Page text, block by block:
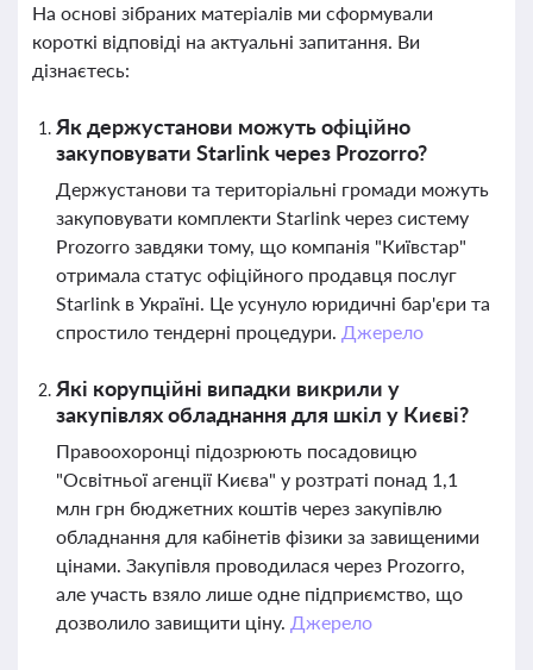
На основі зібраних матеріалів ми сформували
короткі відповіді на актуальні запитання. Ви
дізнаєтесь:
Як держустанови можуть офіційно
закуповувати Starlink через Prozorro?
Держустанови та територіальні громади можуть
закуповувати комплекти Starlink через систему
Prozorro завдяки тому, що компанія "Київстар"
отримала статус офіційного продавця послуг
Starlink в Україні. Це усунуло юридичні бар'єри та
спростило тендерні процедури. Джерело
Які корупційні випадки викрили у
закупівлях обладнання для шкіл у Києві?
Правоохоронці підозрюють посадовицю
"Освітньої агенції Києва" у розтраті понад 1,1
млн грн бюджетних коштів через закупівлю
обладнання для кабінетів фізики за завищеними
цінами. Закупівля проводилася через Prozorro,
але участь взяло лише одне підприємство, що
дозволило завищити ціну. Джерело